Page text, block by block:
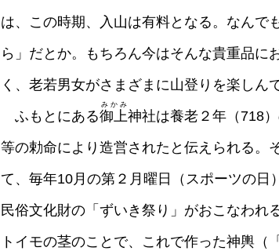
は、この時期、入山は有料となる。なんで
ら」だとか。もちろん今はそんな貴重品に
く、老若男女がさまざまに山登りを楽しん
ふもとにある御上
みかみ
神社は養老２年（718
等の勅命により造営されたと伝えられる。
て、毎年10月の第２月曜日（スポーツの日
民俗文化財の「ずいき祭り」がおこなわれ
トイモの茎のことで、これで作った神輿（